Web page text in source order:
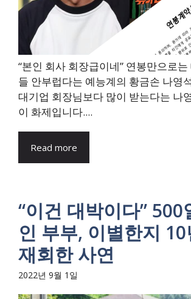
“본인 회사 회장급이네” 연봉만으로
들 안부럽다는 예능계의 황금손 나영
대기업 회장님보다 많이 받는다는 나
이 화제입니다....
Read more
“이건 대박이다” 500
인 부부, 이별한지
재회한 사연
2022년 9월 1일